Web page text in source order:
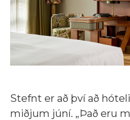
Stefnt er að því að
miðjum júní. „Það eru